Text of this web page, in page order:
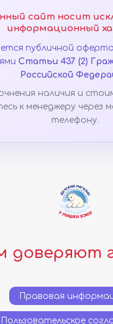
сайт носит
информационный
публичной
Статьи 437 (2)
Российской
наличия и
к менеджеру через
телефону.
доверяют
Правовая
Пользовательское